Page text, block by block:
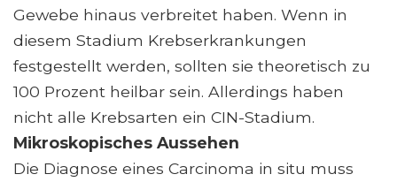
Gewebe hinaus verbreitet haben. Wenn in
diesem Stadium Krebserkrankungen
festgestellt werden, sollten sie theoretisch zu
100 Prozent heilbar sein. Allerdings haben
nicht alle Krebsarten ein CIN-Stadium.
Mikroskopisches Aussehen
Die Diagnose eines Carcinoma in situ muss